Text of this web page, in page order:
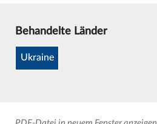
Behandelte Länder
Ukraine